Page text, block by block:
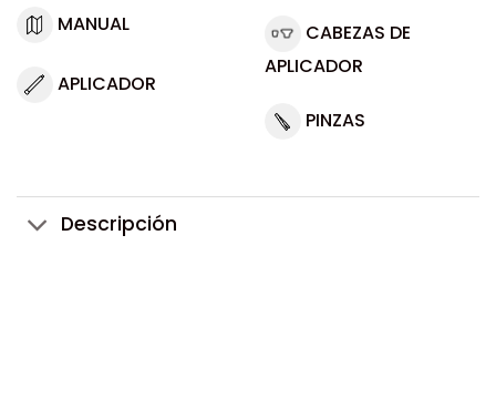
MANUAL
APLICADOR
CABEZAS DE
APLICADOR
PINZAS
Descripción